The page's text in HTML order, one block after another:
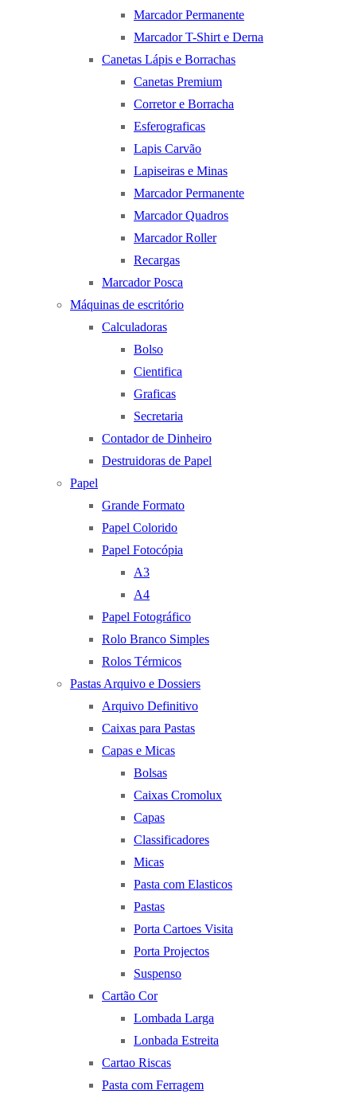
Marcador Permanente
Marcador T-Shirt e Derna
Canetas Lápis e Borrachas
Canetas Premium
Corretor e Borracha
Esferograficas
Lapis Carvão
Lapiseiras e Minas
Marcador Permanente
Marcador Quadros
Marcador Roller
Recargas
Marcador Posca
Máquinas de escritório
Calculadoras
Bolso
Cientifica
Graficas
Secretaria
Contador de Dinheiro
Destruidoras de Papel
Papel
Grande Formato
Papel Colorido
Papel Fotocópia
A3
A4
Papel Fotográfico
Rolo Branco Simples
Rolos Térmicos
Pastas Arquivo e Dossiers
Arquivo Definitivo
Caixas para Pastas
Capas e Micas
Bolsas
Caixas Cromolux
Capas
Classificadores
Micas
Pasta com Elasticos
Pastas
Porta Cartoes Visita
Porta Projectos
Suspenso
Cartão Cor
Lombada Larga
Lonbada Estreita
Cartao Riscas
Pasta com Ferragem